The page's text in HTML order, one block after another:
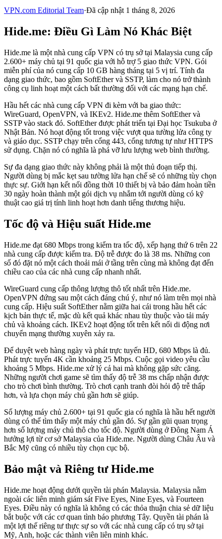
VPN.com Editorial Team·Đã cập nhật 1 tháng 8, 2026
Hide.me: Điều Gì Làm Nó Khác Biệt
Hide.me là một nhà cung cấp VPN có trụ sở tại Malaysia cung cấp
2.600+ máy chủ tại 91 quốc gia với hỗ trợ 5 giao thức VPN. Gói
miễn phí của nó cung cấp 10 GB hàng tháng tại 5 vị trí. Tính đa
dạng giao thức, bao gồm SoftEther và SSTP, làm cho nó trở thành
công cụ linh hoạt một cách bất thường đối với các mạng hạn chế.
Hầu hết các nhà cung cấp VPN đi kèm với ba giao thức:
WireGuard, OpenVPN, và IKEv2. Hide.me thêm SoftEther và
SSTP vào stack đó. SoftEther được phát triển tại Đại học Tsukuba ở
Nhật Bản. Nó hoạt động tốt trong việc vượt qua tường lửa công ty
và giáo dục. SSTP chạy trên cổng 443, cổng tương tự như HTTPS
sử dụng. Chặn nó có nghĩa là phá vỡ lưu lượng web bình thường.
Sự đa dạng giao thức này không phải là một thủ đoạn tiếp thị.
Người dùng bị mắc kẹt sau tường lửa hạn chế sẽ có những tùy chọn
thực sự. Giới hạn kết nối đồng thời 10 thiết bị và bảo đảm hoàn tiền
30 ngày hoàn thành một gói dịch vụ nhắm tới người dùng có kỹ
thuật cao giá trị tính linh hoạt hơn danh tiếng thương hiệu.
Tốc độ và Hiệu suất Hide.me
Hide.me đạt 680 Mbps trong kiểm tra tốc độ, xếp hạng thứ 6 trên 22
nhà cung cấp được kiểm tra. Độ trễ được đo là 38 ms. Những con
số đó đặt nó một cách thoải mái ở tầng trên cùng mà không đạt đến
chiều cao của các nhà cung cấp nhanh nhất.
WireGuard cung cấp thông lượng thô tốt nhất trên Hide.me.
OpenVPN đứng sau một cách đáng chú ý, như nó làm trên mọi nhà
cung cấp. Hiệu suất SoftEther nằm giữa hai cái trong hầu hết các
kịch bản thực tế, mặc dù kết quả khác nhau tùy thuộc vào tải máy
chủ và khoảng cách. IKEv2 hoạt động tốt trên kết nối di động nơi
chuyển mạng thường xuyên xảy ra.
Để duyệt web hàng ngày và phát trực tuyến HD, 680 Mbps là đủ.
Phát trực tuyến 4K cần khoảng 25 Mbps. Cuộc gọi video yêu cầu
khoảng 5 Mbps. Hide.me xử lý cả hai mà không gặp sức căng.
Những người chơi game sẽ tìm thấy độ trễ 38 ms chấp nhận được
cho trò chơi bình thường. Trò chơi cạnh tranh đòi hỏi độ trễ thấp
hơn, và lựa chọn máy chủ gần hơn sẽ giúp.
Số lượng máy chủ 2.600+ tại 91 quốc gia có nghĩa là hầu hết người
dùng có thể tìm thấy một máy chủ gần đó. Sự gần gũi quan trọng
hơn số lượng máy chủ thô cho tốc độ. Người dùng ở Đông Nam Á
hưởng lợi từ cơ sở Malaysia của Hide.me. Người dùng Châu Âu và
Bắc Mỹ cũng có nhiều tùy chọn cục bộ.
Bảo mật và Riêng tư Hide.me
Hide.me hoạt động dưới quyền tài phán Malaysia. Malaysia nằm
ngoài các liên minh giám sát Five Eyes, Nine Eyes, và Fourteen
Eyes. Điều này có nghĩa là không có các thỏa thuận chia sẻ dữ liệu
bắt buộc với các cơ quan tình báo phương Tây. Quyền tài phán là
một lợi thế riêng tư thực sự so với các nhà cung cấp có trụ sở tại
Mỹ, Anh, hoặc các thành viên liên minh khác.